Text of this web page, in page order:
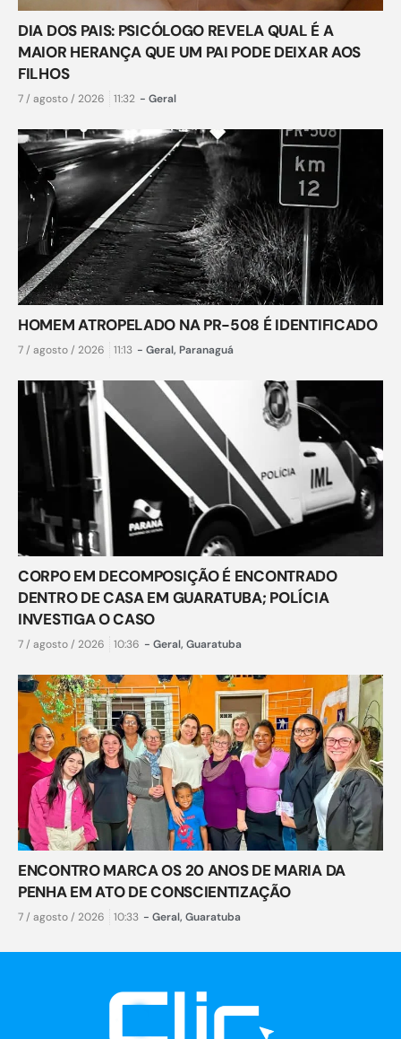
DIA DOS PAIS: PSICÓLOGO REVELA QUAL É A
MAIOR HERANÇA QUE UM PAI PODE DEIXAR AOS
FILHOS
7 / agosto / 2026 11:32 - Geral
HOMEM ATROPELADO NA PR-508 É IDENTIFICADO
7 / agosto / 2026 11:13 - Geral, Paranaguá
CORPO EM DECOMPOSIÇÃO É ENCONTRADO
DENTRO DE CASA EM GUARATUBA; POLÍCIA
INVESTIGA O CASO
7 / agosto / 2026 10:36 - Geral, Guaratuba
ENCONTRO MARCA OS 20 ANOS DE MARIA DA
PENHA EM ATO DE CONSCIENTIZAÇÃO
7 / agosto / 2026 10:33 - Geral, Guaratuba